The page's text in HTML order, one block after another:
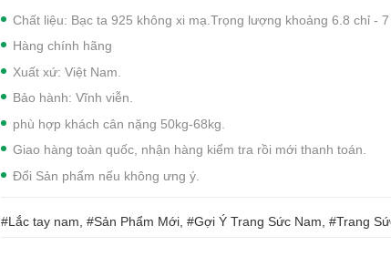
Chất liệu: Bạc ta 925 không xi mạ.Trọng lượng khoảng 6.8 chỉ -
Hàng chính hãng
Xuất xứ: Việt Nam.
Bảo hành: Vĩnh viễn.
phù hợp khách cân nặng 50kg-68kg.
Giao hàng toàn quốc, nhận hàng kiểm tra rồi mới thanh toán.
Đổi Sản phẩm nếu không ưng ý.
#Lắc tay nam, #Sản Phẩm Mới, #Gợi Ý Trang Sức Nam, #Trang